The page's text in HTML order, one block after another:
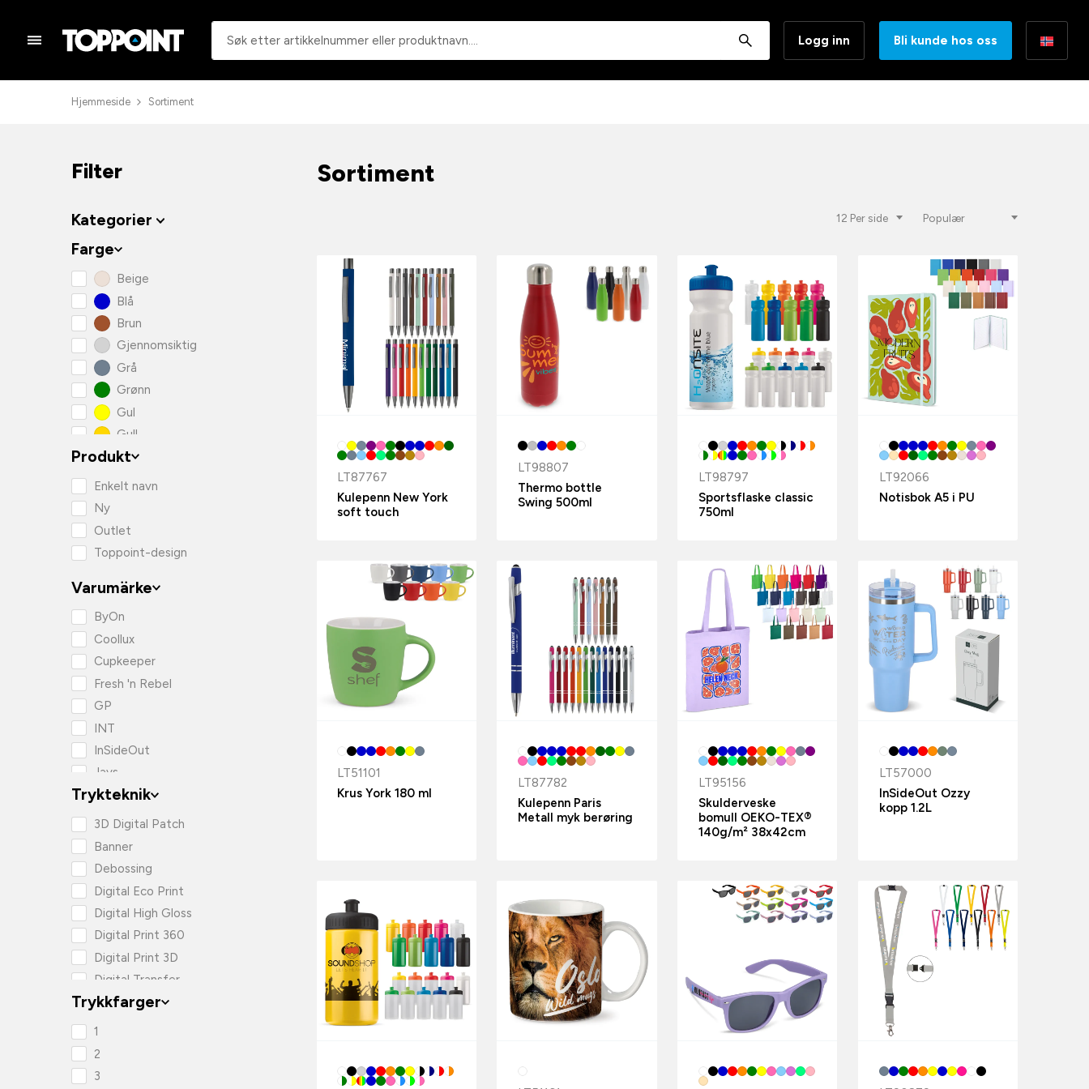
Logg inn Bli kunde hos oss
Hjemmeside Sortiment
Sortiment
LT87767
Kulepenn New York
soft touch
LT98807
Thermo bottle
Swing 500ml
LT98797
Sportsflaske classic
750ml
LT92066
Notisbok A5 i PU
LT51101
Krus York 180 ml
LT87782
Kulepenn Paris
Metall myk berøring
LT95156
Skulderveske
bomull OEKO-TEX®
140g/m² 38x42cm
LT57000
InSideOut Ozzy
kopp 1.2L
Filter
Kategorier
Farge
Beige
Blå
Brun
Gjennomsiktig
Grå
Grønn
Gul
Gull
Hvit
Lilla
Rosa
Rød
Sølv
Turkis
Produkt
Enkelt navn
Ny
Outlet
Toppoint-design
Varumärke
ByOn
Coollux
Cupkeeper
Fresh 'n Rebel
GP
INT
InSideOut
Jays
Kosta Linnewu00e4fveri
Lord Nelson
Lord Nelson Victory
Muse
New One
Nightingale
Orrefors Hunting
Orrefors Jernverk
Philips Audio
Philips Health
Sitecom
Stilolinea
T-ceramic
Trykteknik
3D Digital Patch
Banner
Debossing
Digital Eco Print
Digital High Gloss
Digital Print 360
Digital Print 3D
Digital Transfer
Digital Transfer 3D
Digital print
Doming
Foliepreging
Trykkfarger
1
2
3